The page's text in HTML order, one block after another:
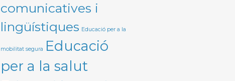
comunicatives i
lingüístiques Educació per a la
mobilitat segura
Educació
per a la salut